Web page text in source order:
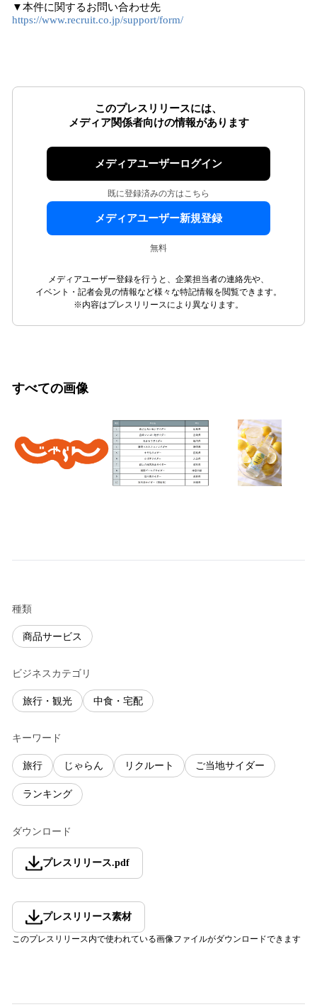
▼本件に関するお問い合わせ先
https://www.recruit.co.jp/support/form/
このプレスリリースには、
メディア関係者向けの情報があります
メディアユーザーログイン
既に登録済みの方はこちら
メディアユーザー新規登録
無料
メディアユーザー登録を行うと、企業担当者の連絡先や、
イベント・記者会見の情報など様々な特記情報を閲覧できます。
※内容はプレスリリースにより異なります。
すべての画像
種類
商品サービス
ビジネスカテゴリ
旅行・観光 中食・宅配
キーワード
旅行 じゃらん リクルート ご当地サイダー
ランキング
ダウンロード
プレスリリース.pdf
プレスリリース素材
このプレスリリース内で使われている画像ファイルがダウンロードできます